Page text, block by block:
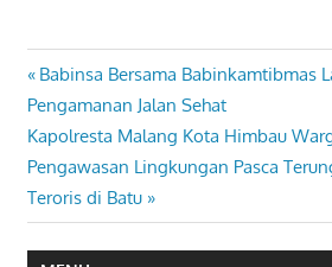
Navigasi
pos
Previous
Post:
Babinsa Bersama Babinkamtibmas
Pengamanan Jalan Sehat
Next
Post:
Kapolresta Malang Kota Himbau
Pengawasan Lingkungan Pasca
Teroris di Batu